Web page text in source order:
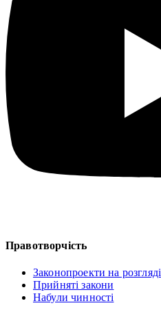
Правотворчість
Законопроекти на розгляді
Прийняті закони
Набули чинності